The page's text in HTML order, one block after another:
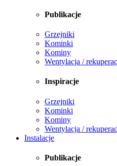
Publikacje
Grzejniki
Kominki
Kominy
Wentylacja /
Inspiracje
Grzejniki
Kominki
Kominy
Wentylacja /
Instalacje
Publikacje